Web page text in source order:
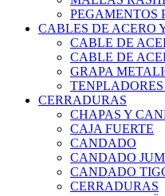
PEGAMENTOS
CABLES DE ACERO
CABLE DE
CABLE DE
GRAPA
TENPLADORES
CERRADURAS
CHAPAS Y
CAJA FUERTE
CANDADO
CANDADO
CANDADO
CERRADURAS